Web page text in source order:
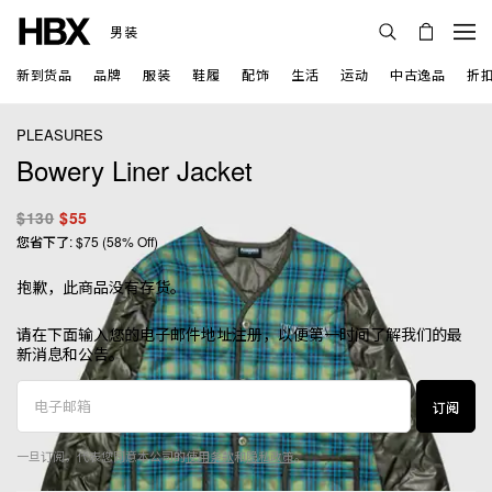
男装
新到货品 品牌 服装 鞋履 配饰 生活 运动 中古逸品 折
PLEASURES
Bowery Liner Jacket
$130 $55
您省下了: $75 (58% Off)
抱歉，此商品没有存货。
请在下面输入您的电子邮件地址注册，以便第一时间了解我们的最
新消息和公告。
订阅
一旦订阅，代表您同意本公司的使用条款和隐私政策。